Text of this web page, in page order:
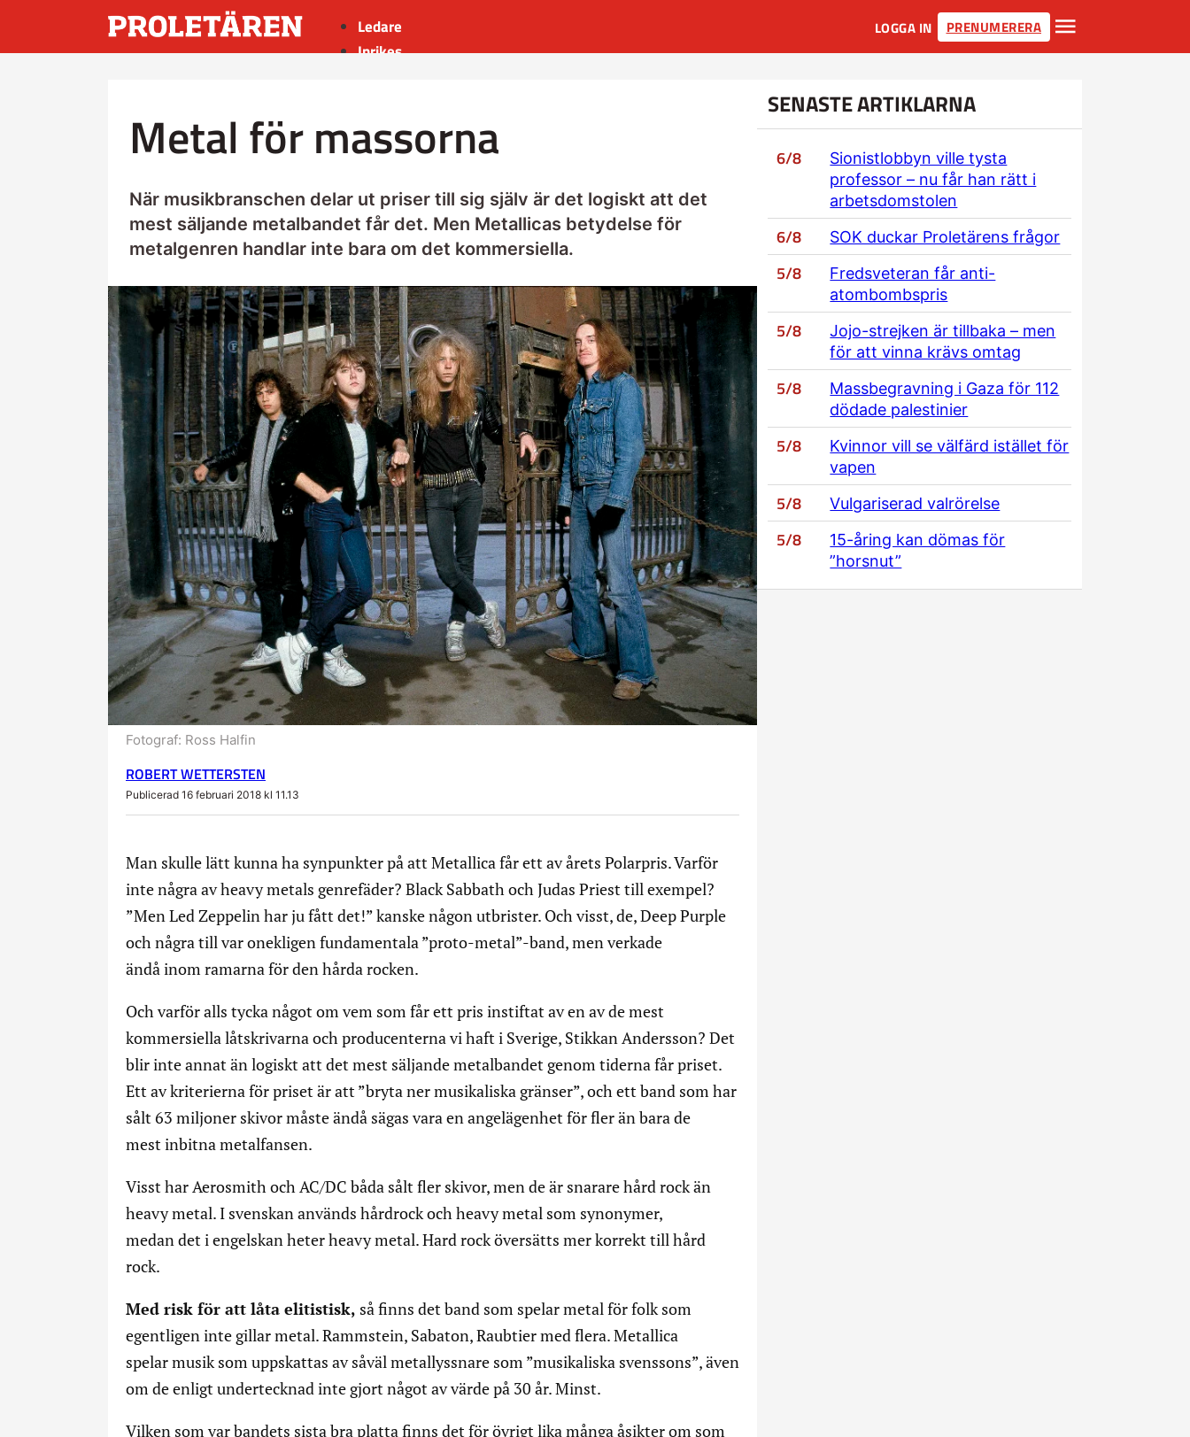
Ledare
Inrikes
Sport
Insänt
LOGGA IN PRENUMERERA
Metal för massorna
När musikbranschen delar ut priser till sig själv är det logiskt att det
mest säljande metalbandet får det. Men Metallicas betydelse för
metalgenren handlar inte bara om det kommersiella.
Fotograf: Ross Halfin
ROBERT WETTERSTEN
Publicerad 16 februari 2018 kl 11.13
Man skulle lätt kunna ha synpunkter på att Metallica får ett av årets Polarpris. Varför
inte några av heavy metals genrefäder? Black Sabbath och Judas Priest till exempel?
”Men Led Zeppelin har ju fått det!” kanske någon utbrister. Och visst, de, Deep Purple
och några till var onekligen fundamentala ”proto-metal”-band, men verkade
ändå inom ramarna för den hårda rocken.
Och varför alls tycka något om vem som får ett pris instiftat av en av de mest
kommersiella låtskrivarna och producenterna vi haft i Sverige, Stikkan Andersson? Det
blir inte annat än logiskt att det mest säljande metalbandet genom tiderna får priset.
Ett av kriterierna för priset är att ”bryta ner musikaliska gränser”, och ett band som har
sålt 63 miljoner skivor måste ändå sägas vara en angelägenhet för fler än bara de
mest inbitna metalfansen.
Visst har Aerosmith och AC/DC båda sålt fler skivor, men de är snarare hård rock än
heavy metal. I svenskan används hårdrock och heavy metal som synonymer,
medan det i engelskan heter heavy metal. Hard rock översätts mer korrekt till hård
rock.
Med risk för att låta elitistisk, så finns det band som spelar metal för folk som
egentligen inte gillar metal. Rammstein, Sabaton, Raubtier med flera. Metallica
spelar musik som uppskattas av såväl metallyssnare som ”musikaliska svenssons”, även
om de enligt undertecknad inte gjort något av värde på 30 år. Minst.
Vilken som var bandets sista bra platta finns det för övrigt lika många åsikter om som
SENASTE ARTIKLARNA
6/8
Sionistlobbyn ville tysta
professor – nu får han rätt i
arbetsdomstolen
6/8 SOK duckar Proletärens frågor
5/8
Fredsveteran får anti-
atombombspris
5/8
Jojo-strejken är tillbaka – men
för att vinna krävs omtag
5/8
Massbegravning i Gaza för 112
dödade palestinier
5/8
Kvinnor vill se välfärd istället för
vapen
5/8 Vulgariserad valrörelse
5/8
15-åring kan dömas för
”horsnut”